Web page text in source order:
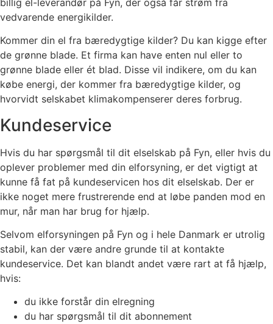
vedvarende energikilder.
Kommer din el fra bæredygtige kilder? Du kan kigge efter
de grønne blade. Et firma kan have enten nul eller to
grønne blade eller ét blad. Disse vil indikere, om du kan
købe energi, der kommer fra bæredygtige kilder, og
hvorvidt selskabet klimakompenserer deres forbrug.
Kundeservice
Hvis du har spørgsmål til dit elselskab på Fyn, eller hvis du
oplever problemer med din elforsyning, er det vigtigt at
kunne få fat på kundeservicen hos dit elselskab. Der er
ikke noget mere frustrerende end at løbe panden mod en
mur, når man har brug for hjælp.
Selvom elforsyningen på Fyn og i hele Danmark er utrolig
stabil, kan der være andre grunde til at kontakte
kundeservice. Det kan blandt andet være rart at få hjælp,
hvis:
du ikke forstår din elregning
du har spørgsmål til dit abonnement